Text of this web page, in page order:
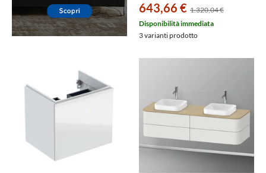
643,66 € 1.320,04 €
Disponibilità immediata
3 varianti prodotto